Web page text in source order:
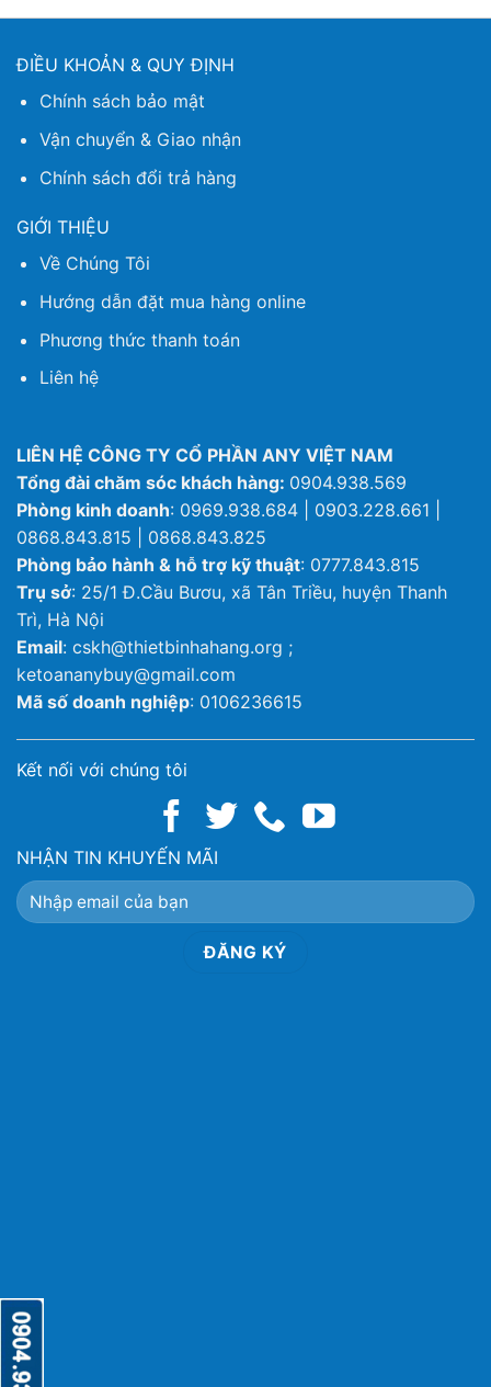
ĐIỀU KHOẢN & QUY ĐỊNH
Chính sách bảo mật
Vận chuyển & Giao nhận
Chính sách đổi trả hàng
GIỚI THIỆU
Về Chúng Tôi
Hướng dẫn đặt mua hàng online
Phương thức thanh toán
Liên hệ
LIÊN HỆ CÔNG TY CỔ PHẦN ANY VIỆT NAM
Tổng đài chăm sóc khách hàng: 0904.938.569
Phòng kinh doanh: 0969.938.684 | 0903.228.661 |
0868.843.815 | 0868.843.825
Phòng bảo hành & hỗ trợ kỹ thuật: 0777.843.815
Trụ sở: 25/1 Đ.Cầu Bươu, xã Tân Triều, huyện Thanh
Trì, Hà Nội
Email: cskh@thietbinhahang.org ;
ketoananybuy@gmail.com
Mã số doanh nghiệp: 0106236615
Kết nối với chúng tôi
NHẬN TIN KHUYẾN MÃI